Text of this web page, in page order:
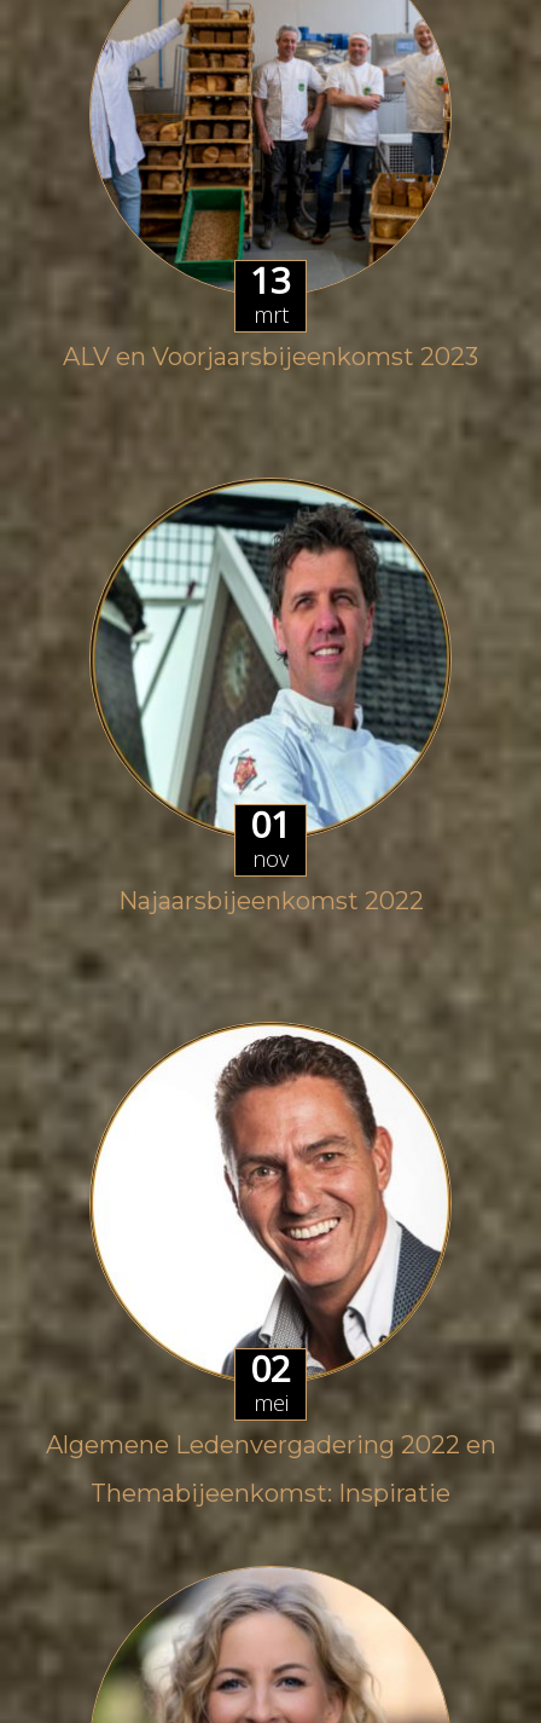
13
mrt
ALV en Voorjaarsbijeenkomst 2023
01
nov
Najaarsbijeenkomst 2022
02
mei
Algemene Ledenvergadering 2022 en
Themabijeenkomst: Inspiratie